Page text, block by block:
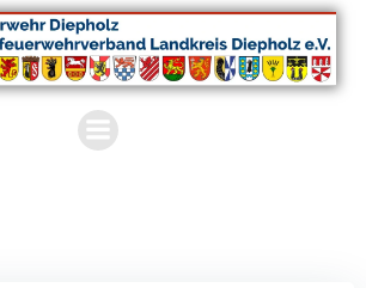
Zum
Inhalt
springen